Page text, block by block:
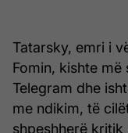
Tatarsky, emri i
Fomin, kishte
Telegram dhe
me ndikim, të
shpeshherë kritik